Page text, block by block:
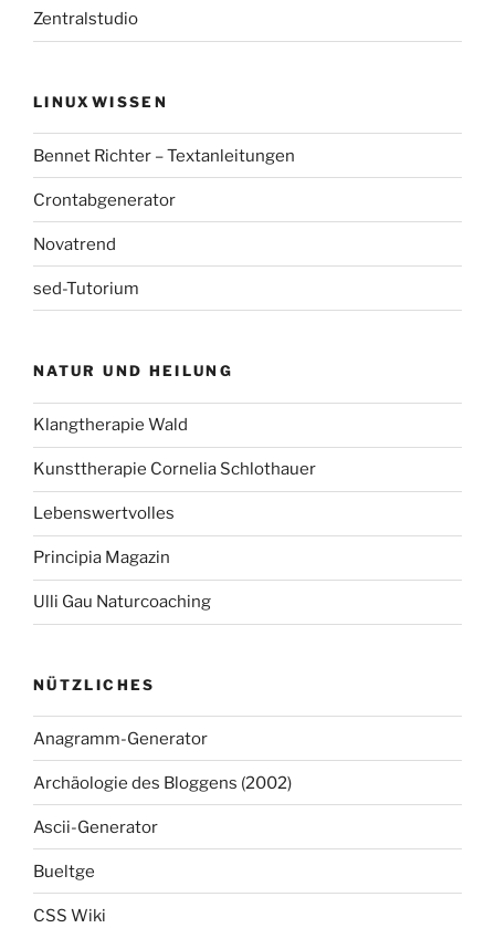
Zentralstudio
LINUXWISSEN
Bennet Richter – Textanleitungen
Crontabgenerator
Novatrend
sed-Tutorium
NATUR UND HEILUNG
Klangtherapie Wald
Kunsttherapie Cornelia Schlothauer
Lebenswertvolles
Principia Magazin
Ulli Gau Naturcoaching
NÜTZLICHES
Anagramm-Generator
Archäologie des Bloggens (2002)
Ascii-Generator
Bueltge
CSS Wiki